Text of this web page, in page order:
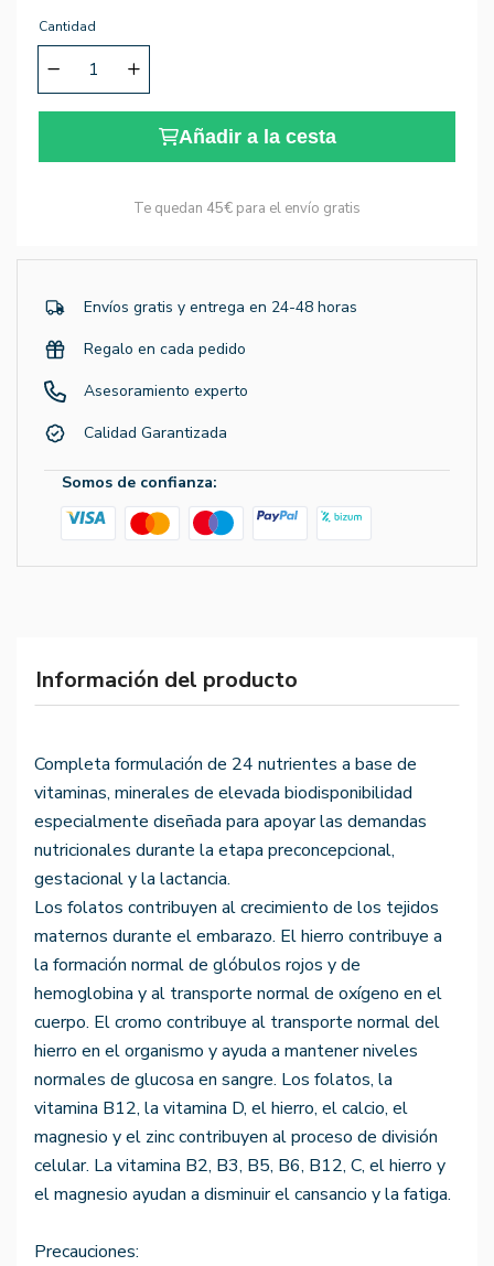
Cantidad
Añadir a la cesta
Te quedan 45€ para el envío gratis
Envíos gratis y entrega en 24-48 horas
Regalo en cada pedido
Asesoramiento experto
Calidad Garantizada
Somos de confianza:
Información del producto
Completa formulación de 24 nutrientes a base de
vitaminas, minerales de elevada biodisponibilidad
especialmente diseñada para apoyar las demandas
nutricionales durante la etapa preconcepcional,
gestacional y la lactancia.
Los folatos contribuyen al crecimiento de los tejidos
maternos durante el embarazo. El hierro contribuye a
la formación normal de glóbulos rojos y de
hemoglobina y al transporte normal de oxígeno en el
cuerpo. El cromo contribuye al transporte normal del
hierro en el organismo y ayuda a mantener niveles
normales de glucosa en sangre. Los folatos, la
vitamina B12, la vitamina D, el hierro, el calcio, el
magnesio y el zinc contribuyen al proceso de división
celular. La vitamina B2, B3, B5, B6, B12, C, el hierro y
el magnesio ayudan a disminuir el cansancio y la fatiga.
Precauciones: